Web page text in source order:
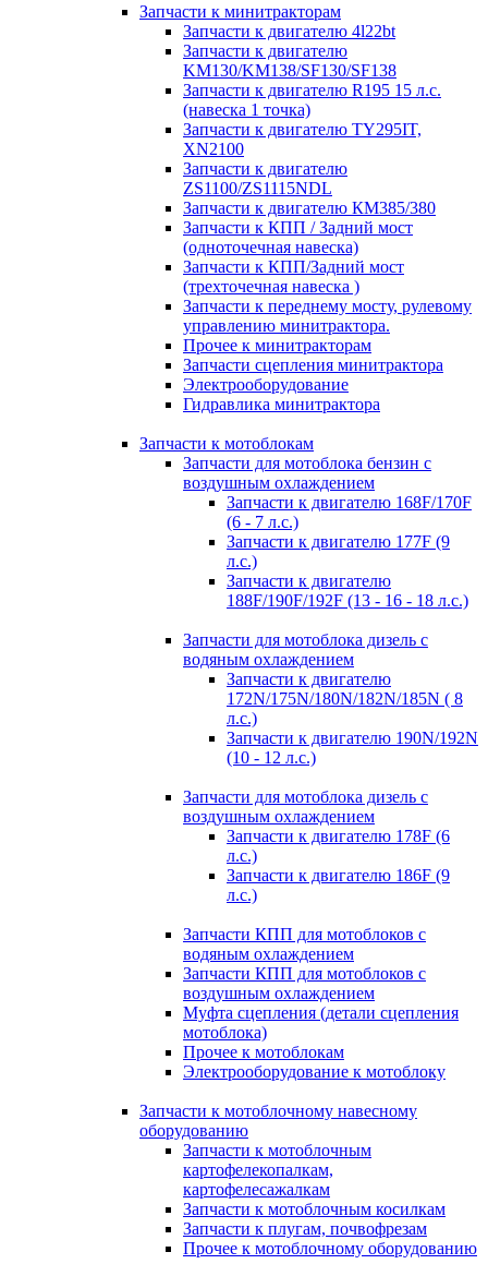
Запчасти к минитракторам
Запчасти к двигателю 4l22bt
Запчасти к двигателю
KM130/KM138/SF130/SF138
Запчасти к двигателю R195 15 л.с.
(навеска 1 точка)
Запчасти к двигателю TY295IT,
XN2100
Запчасти к двигателю
ZS1100/ZS1115NDL
Запчасти к двигателю КМ385/380
Запчасти к КПП / Задний мост
(одноточечная навеска)
Запчасти к КПП/Задний мост
(трехточечная навеска )
Запчасти к переднему мосту, рулевому
управлению минитрактора.
Прочее к минитракторам
Запчасти сцепления минитрактора
Электрооборудование
Гидравлика минитрактора
Запчасти к мотоблокам
Запчасти для мотоблока бензин с
воздушным охлаждением
Запчасти к двигателю 168F/170F
(6 - 7 л.с.)
Запчасти к двигателю 177F (9
л.с.)
Запчасти к двигателю
188F/190F/192F (13 - 16 - 18 л.с.)
Запчасти для мотоблока дизель с
водяным охлаждением
Запчасти к двигателю
172N/175N/180N/182N/185N ( 8
л.с.)
Запчасти к двигателю 190N/192N
(10 - 12 л.с.)
Запчасти для мотоблока дизель с
воздушным охлаждением
Запчасти к двигателю 178F (6
л.с.)
Запчасти к двигателю 186F (9
л.с.)
Запчасти КПП для мотоблоков с
водяным охлаждением
Запчасти КПП для мотоблоков с
воздушным охлаждением
Муфта сцепления (детали сцепления
мотоблока)
Прочее к мотоблокам
Электрооборудование к мотоблоку
Запчасти к мотоблочному навесному
оборудованию
Запчасти к мотоблочным
картофелекопалкам,
картофелесажалкам
Запчасти к мотоблочным косилкам
Запчасти к плугам, почвофрезам
Прочее к мотоблочному оборудованию